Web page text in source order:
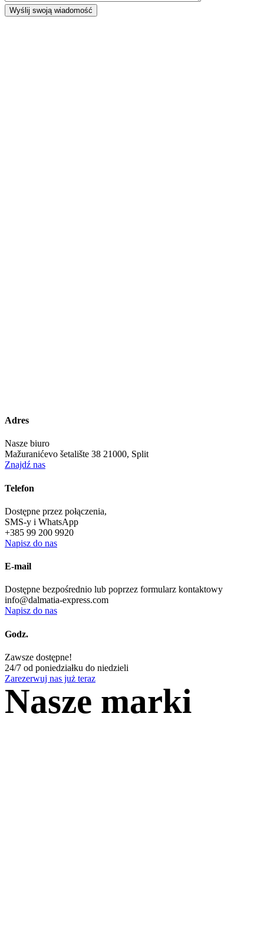
Wyślij swoją wiadomość
Adres
Nasze biuro
Mažuranićevo šetalište 38 21000, Split
Znajdź nas
Telefon
Dostępne przez połączenia,
SMS-y i WhatsApp
+385 99 200 9920
Napisz do nas
E-mail
Dostępne bezpośrednio lub poprzez formularz kontaktowy
info@dalmatia-express.com
Napisz do nas
Godz.
Zawsze dostępne!
24/7 od poniedziałku do niedzieli
Zarezerwuj nas już teraz
Nasze marki